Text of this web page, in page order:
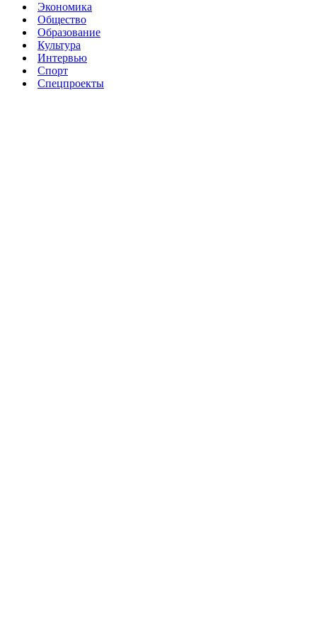
Экономика
Общество
Образование
Культура
Интервью
Спорт
Спецпроекты